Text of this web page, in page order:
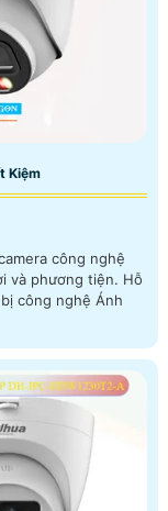
Kiệm
công nghệ
phương tiện. Hỗ
công nghệ Ánh